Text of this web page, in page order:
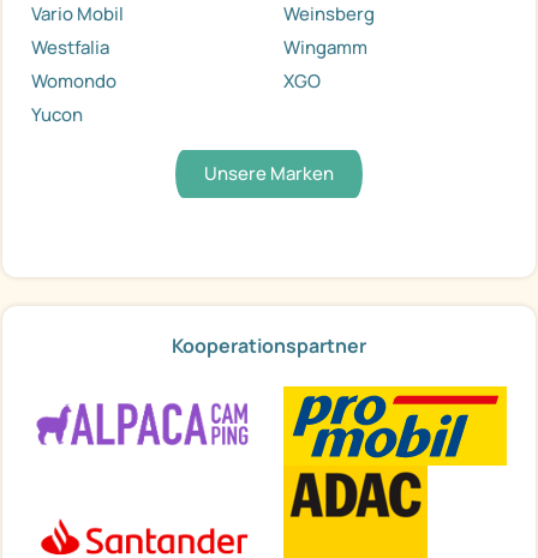
Vario Mobil
Weinsberg
Westfalia
Wingamm
Womondo
XGO
Yucon
Unsere Marken
Kooperationspartner